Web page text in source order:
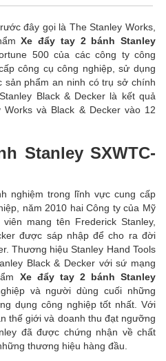
đây gọi là The Stanley Works,
Xe đẩy tay 2 bánh Stanley
500 của các công ty công
công cụ công nghiệp, sử dụng
sản phẩm an ninh có trụ sở chính
Black & Decker là kết quả
và Black & Decker vào 12
Stanley SXWTC-
nghiệm trong lĩnh vực cung cấp
năm 2010 hai Công ty của Mỹ
mang tên Frederick Stanley,
được sáp nhập để cho ra đời
Thương hiệu Stanley Hand Tools
Black & Decker với sứ mạng
Xe đẩy tay 2 bánh Stanley
và người dùng cuối những
dụng công nghiệp tốt nhất. Với
thế giới và doanh thu đạt ngưỡng
đã được chứng nhận về chất
thương hiệu hàng đầu.